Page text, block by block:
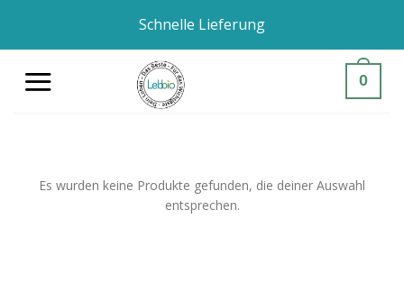
springen
Schnelle Lieferung
0
Es wurden keine Produkte gefunden, die deiner Auswahl
entsprechen.